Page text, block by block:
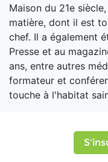
Maison du 21e
matière, dont il est
chef. Il a également
Presse et au
ans, entre autres
formateur et
touche à l'habitat